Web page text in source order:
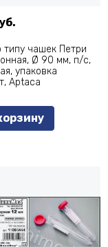
типу чашек Петри
Ø 90 мм, п/с,
упаковка
Aptaca